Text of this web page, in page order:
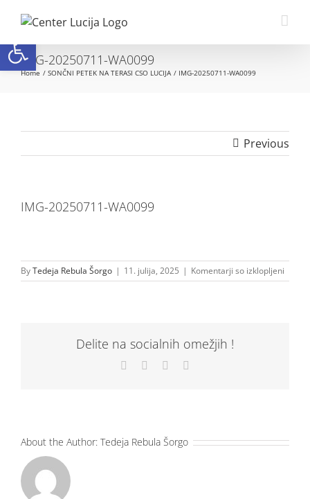
content
IMG-20250711-WA0099
Home SONČNI PETEK NA TERASI CSO LUCIJA IMG-20250711-WA0099
Previous
IMG-20250711-WA0099
ByTedeja Rebula Šorgo | 11. julija, 2025 | Komentarji so izklopljeni
IMG-
Delite na socialnih omežjih !
Facebook LinkedIn
About the Author: Tedeja Rebula Šorgo
Open toolbar